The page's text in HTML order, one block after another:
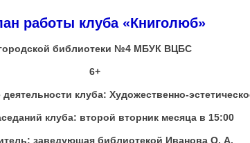
работы клуба «Книголюб»
библиотеки №4 МБУК ВЦБС
6+
клуба: Художественно-
клуба: второй вторник месяца в 15:00
заведующая библиотекой Иванова О. А.